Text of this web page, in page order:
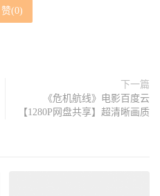
赞(0)
下一篇
《危机航线》电影百度云
【1280P网盘共享】超清晰画质